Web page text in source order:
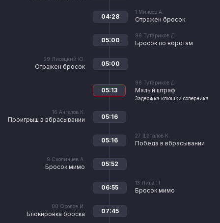
1 Минеев А.
Отражен бросок
04:28
96 Тутариков Д.
Бросок по воротам
05:00
99 Лисецкий Ю.
Отражен бросок 05:00
96 Тутариков Д.
Малый штраф
Задержка клюшки соперника
05:13
16 Ангелов К.
Проигрыш в вбрасывании 05:16
27 Шаталов К.
Победа в вбрасывании
05:16
9 Скопинцев А.
Бросок мимо 05:52
13 Липа П.
Бросок мимо
06:55
88 Фролов И.
Блокировка броска 07:45